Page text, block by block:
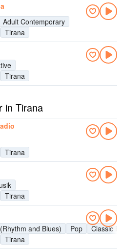
Adult Contemporary
Tirana
Tirana
in Tirana
Tirana
Tirana
and Blues) Pop
Classic
Tirana